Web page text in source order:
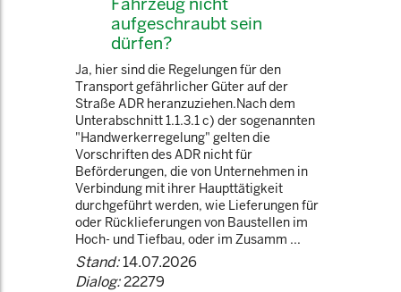
aufgeschraubt sein
dürfen?
Ja, hier sind die Regelungen für den
Transport gefährlicher Güter auf der
Straße ADR heranzuziehen.Nach dem
Unterabschnitt 1.1.3.1 c) der sogenannten
"Handwerkerregelung" gelten die
Vorschriften des ADR nicht für
Beförderungen, die von Unternehmen in
Verbindung mit ihrer Haupttätigkeit
durchgeführt werden, wie Lieferungen für
oder Rücklieferungen von Baustellen im
Hoch- und Tiefbau, oder im Zusamm ...
Stand:14.07.2026
Dialog:22279